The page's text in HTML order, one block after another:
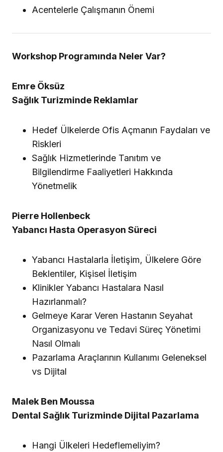
Acentelerle Çalışmanın Önemi
Workshop Programında Neler Var?
Emre Öksüz
Sağlık Turizminde Reklamlar
Hedef Ülkelerde Ofis Açmanın Faydaları ve
Riskleri
Sağlık Hizmetlerinde Tanıtım ve
Bilgilendirme Faaliyetleri Hakkında
Yönetmelik
Pierre Hollenbeck
Yabancı Hasta Operasyon Süreci
Yabancı Hastalarla İletişim, Ülkelere Göre
Beklentiler, Kişisel İletişim
Klinikler Yabancı Hastalara Nasıl
Hazırlanmalı?
Gelmeye Karar Veren Hastanın Seyahat
Organizasyonu ve Tedavi Süreç Yönetimi
Nasıl Olmalı
Pazarlama Araçlarının Kullanımı Geleneksel
vs Dijital
Malek Ben Moussa
Dental Sağlık Turizminde Dijital Pazarlama
Hangi Ülkeleri Hedeflemeliyim?